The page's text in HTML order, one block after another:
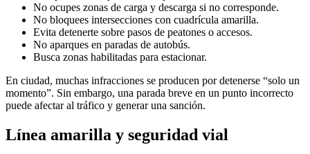
No ocupes zonas de carga y descarga si no corresponde.
No bloquees intersecciones con cuadrícula amarilla.
Evita detenerte sobre pasos de peatones o accesos.
No aparques en paradas de autobús.
Busca zonas habilitadas para estacionar.
En ciudad, muchas infracciones se producen por detenerse “solo un
momento”. Sin embargo, una parada breve en un punto incorrecto
puede afectar al tráfico y generar una sanción.
Línea amarilla y seguridad vial